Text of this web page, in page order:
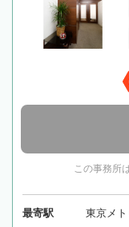
この事務所
最寄駅 東京メ